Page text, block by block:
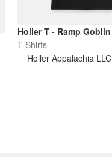
Holler T - Ramp Goblin
T-Shirts
Holler Appalachia LLC